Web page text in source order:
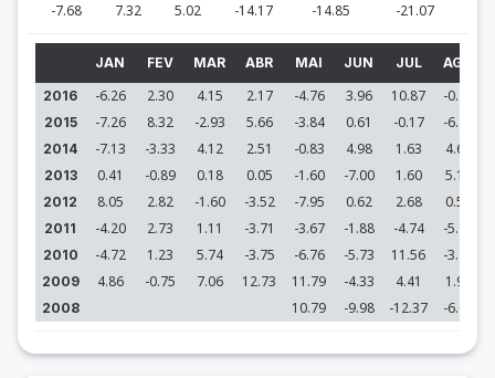
-7.68 7.32 5.02 -14.17 -14.85 -21.07
JAN FEV MAR ABR MAI JUN JUL AGO
2016
-6.26 2.30 4.15 2.17 -4.76 3.96 10.87 -0.26
2015 -7.26 8.32 -2.93 5.66 -3.84 0.61 -0.17 -6.75
2014 -7.13 -3.33 4.12 2.51 -0.83 4.98 1.63 4.66
2013 0.41 -0.89 0.18 0.05 -1.60 -7.00 1.60 5.15
2012 8.05 2.82 -1.60 -3.52 -7.95 0.62 2.68 0.53
2011 -4.20 2.73 1.11 -3.71 -3.67 -1.88 -4.74 -5.93
2010 -4.72 1.23 5.74 -3.75 -6.76 -5.73 11.56 -3.26
2009 4.86 -0.75 7.06 12.73 11.79 -4.33 4.41 1.93
2008 10.79 -9.98 -12.37 -6.69